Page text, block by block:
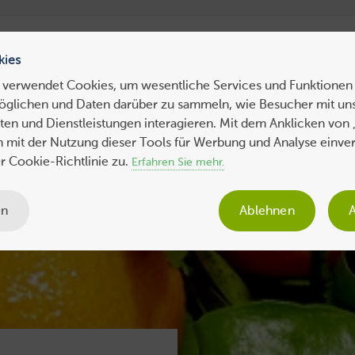
Hosting
Tipps Business Sicherheit SEO Expertenbeiträge
verwendet Cookies, um wesentliche Services und
und Daten darüber zu sammeln, wie Besucher mit
und Dienstleistungen interagieren. Mit dem Anklicken von
mit der Nutzung dieser Tools für Werbung und Analyse
Cookie-Richtlinie zu. Erfahren Sie mehr.
Ablehnen